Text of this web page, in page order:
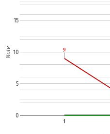
1
0
5
10
15
9
9
Note